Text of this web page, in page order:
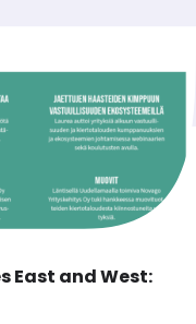
East and West: